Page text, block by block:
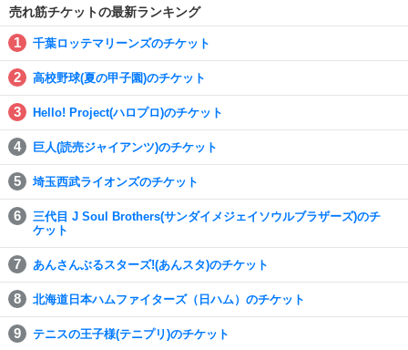
売れ筋チケットの最新ランキング
千葉ロッテマリーンズのチケット
高校野球(夏の甲子園)のチケット
Hello! Project(ハロプロ)のチケット
巨人(読売ジャイアンツ)のチケット
埼玉西武ライオンズのチケット
三代目 J Soul Brothers(サンダイメジェイソウルブラザーズ)のチ
ケット
あんさんぶるスターズ!(あんスタ)のチケット
北海道日本ハムファイターズ（日ハム）のチケット
テニスの王子様(テニプリ)のチケット